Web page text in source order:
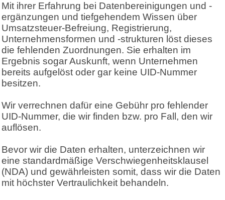
Mit ihrer Erfahrung bei Datenbereinigungen und -
ergänzungen und tiefgehendem Wissen über
Umsatzsteuer-Befreiung, Registrierung,
Unternehmensformen und -strukturen löst dieses
die fehlenden Zuordnungen. Sie erhalten im
Ergebnis sogar Auskunft, wenn Unternehmen
bereits aufgelöst oder gar keine UID-Nummer
besitzen.
Wir verrechnen dafür eine Gebühr pro fehlender
UID-Nummer, die wir finden bzw. pro Fall, den wir
auflösen.
Bevor wir die Daten erhalten, unterzeichnen wir
eine standardmäßige Verschwiegenheitsklausel
(NDA) und gewährleisten somit, dass wir die Daten
mit höchster Vertraulichkeit behandeln.